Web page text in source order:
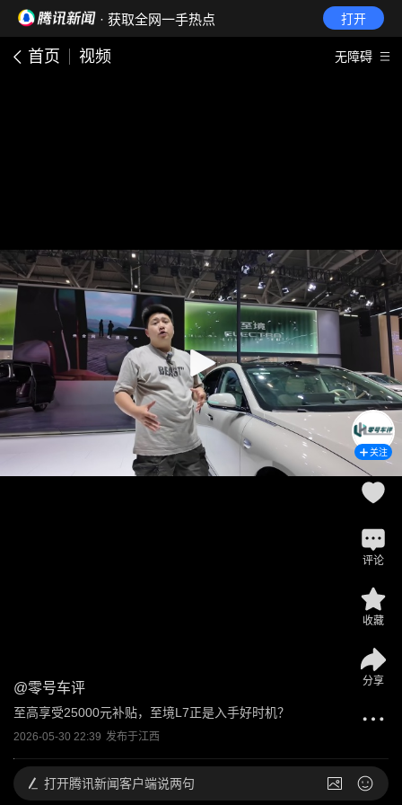
· 获取全网一手热点 打开
首页 视频 无障碍
@零号车评
至高享受25000元补贴，至境L7正是入手好时机？
2026-05-30 22:39 发布于江西
关注
评论
收藏
分享
打开腾讯新闻客户端说两句